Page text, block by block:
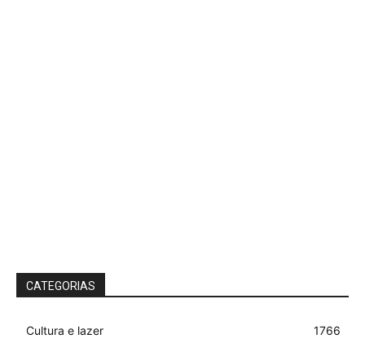
CATEGORIAS
Cultura e lazer
1766